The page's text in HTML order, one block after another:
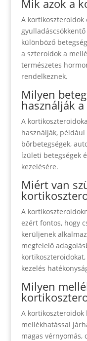
Mik azok a
A kortikoszteroidok
különböző
a szteroidok a
természetes
rendelkeznek.
Milyen
használják
A
használják,
bőrbetegségek,
ízületi betegségek
kezelésére.
Miért van
A
ezért fontos, hogy
kerüljenek
megfelelő
kezelés
Milyen
A kortikoszteroidok
mellékhatással
magas vérnyomás,